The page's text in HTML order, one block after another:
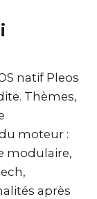
natif Pleos
Thèmes,
moteur :
modulaire,
après